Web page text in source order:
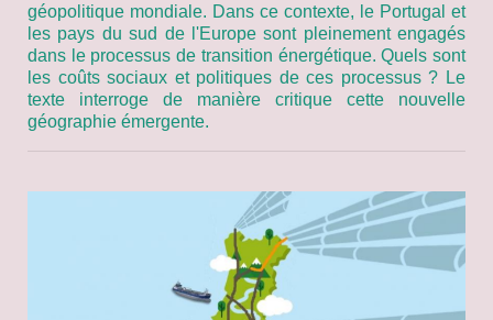
géopolitique mondiale. Dans ce contexte, le Portugal et
les pays du sud de l'Europe sont pleinement engagés
dans le processus de transition énergétique. Quels sont
les coûts sociaux et politiques de ces processus ? Le
texte interroge de manière critique cette nouvelle
géographie émergente.